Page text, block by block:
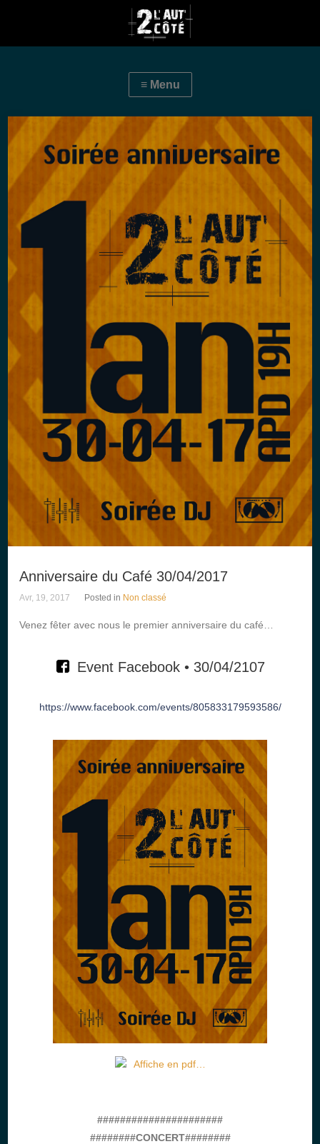
Anniversaire du Café 30/04/2017
Avr, 19, 2017 Posted in Non classé
Venez fêter avec nous le premier anniversaire du café…
Event Facebook • 30/04/2107
https://www.facebook.com/events/805833179593586/
Affiche en pdf…
######################
########CONCERT########